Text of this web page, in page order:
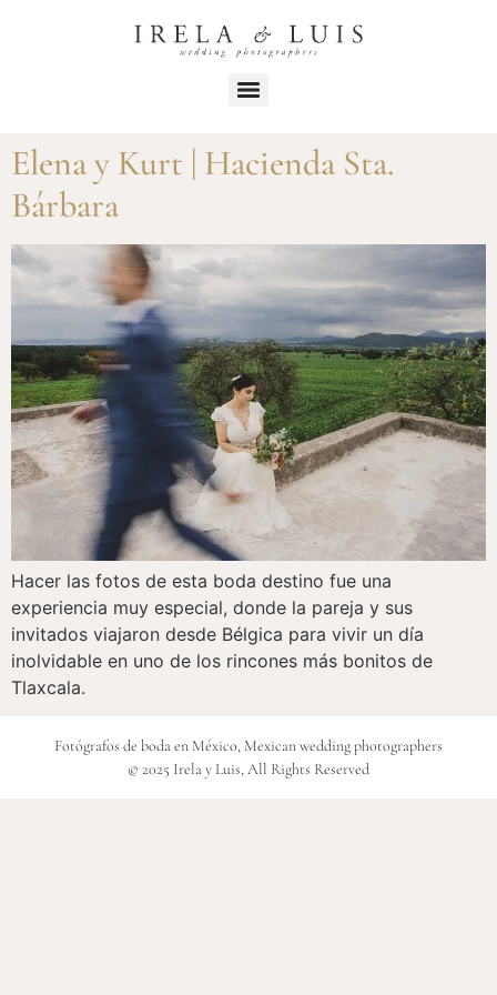
Elena y Kurt | Hacienda Sta.
Bárbara
Hacer las fotos de esta boda destino fue una
experiencia muy especial, donde la pareja y sus
invitados viajaron desde Bélgica para vivir un día
inolvidable en uno de los rincones más bonitos de
Tlaxcala.
Fotógrafos de boda en México, Mexican wedding photographers
© 2025 Irela y Luis, All Rights Reserved